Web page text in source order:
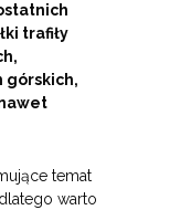
trafiły
górskich,
temat
warto